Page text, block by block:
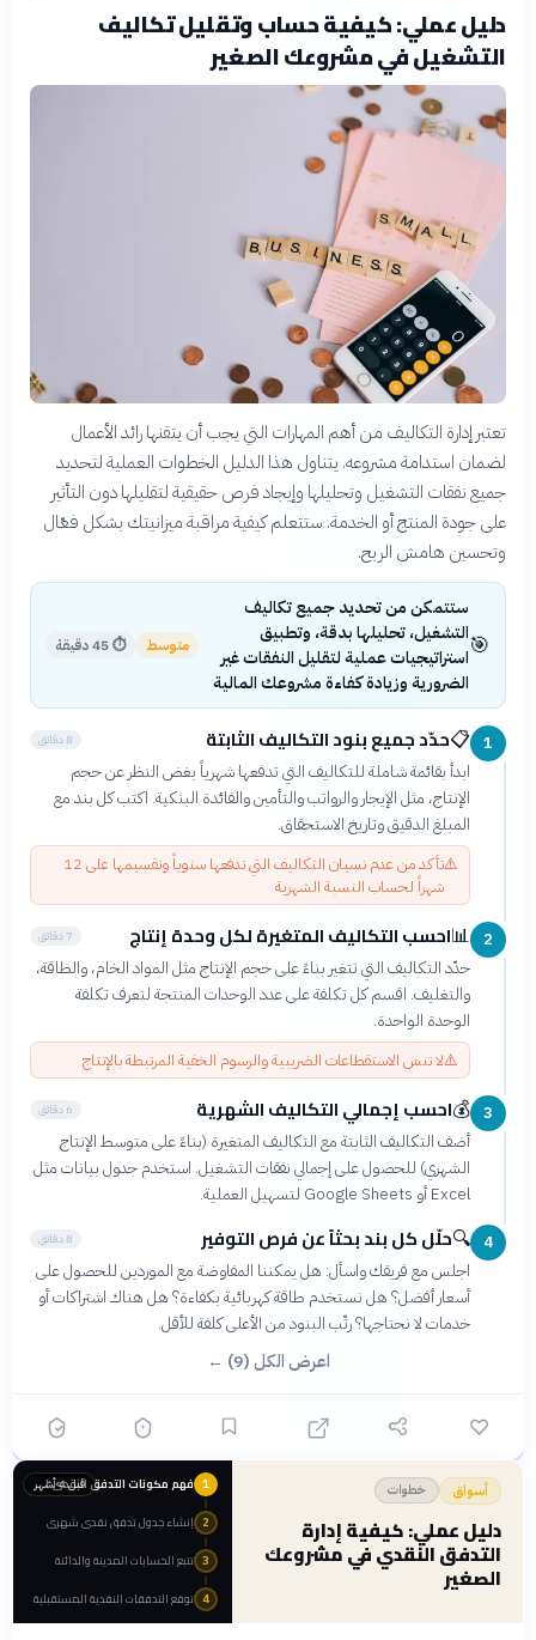
دليل عملي: كيفية حساب وتقليل تكاليف
التشغيل في مشروعك الصغير
تعتبر إدارة التكاليف من أهم المهارات التي يجب أن يتقنها رائد الأعمال
لضمان استدامة مشروعه. يتناول هذا الدليل الخطوات العملية لتحديد
جميع نفقات التشغيل وتحليلها وإيجاد فرص حقيقية لتقليلها دون التأثير
على جودة المنتج أو الخدمة. ستتعلم كيفية مراقبة ميزانيتك بشكل فعّال
وتحسين هامش الربح.
🎯
ستتمكن من تحديد جميع تكاليف
التشغيل، تحليلها بدقة، وتطبيق
استراتيجيات عملية لتقليل النفقات غير
الضرورية وزيادة كفاءة مشروعك المالية
متوسط ⏱45 دقيقة
1
📋حدّد جميع بنود التكاليف الثابتة 8 دقائق
ابدأ بقائمة شاملة للتكاليف التي تدفعها شهرياً بغض النظر عن حجم
الإنتاج، مثل الإيجار والرواتب والتأمين والفائدة البنكية. اكتب كل بند مع
المبلغ الدقيق وتاريخ الاستحقاق.
⚠️
تأكد من عدم نسيان التكاليف التي تدفعها سنوياً وتقسيمها على 12
شهراً لحساب النسبة الشهرية
2
📊احسب التكاليف المتغيرة لكل وحدة إنتاج 7 دقائق
حدّد التكاليف التي تتغير بناءً على حجم الإنتاج مثل المواد الخام، والطاقة،
والتغليف. اقسم كل تكلفة على عدد الوحدات المنتجة لتعرف تكلفة
الوحدة الواحدة.
⚠️لا تنسَ الاستقطاعات الضريبية والرسوم الخفية المرتبطة بالإنتاج
3
💰احسب إجمالي التكاليف الشهرية 6 دقائق
أضف التكاليف الثابتة مع التكاليف المتغيرة (بناءً على متوسط الإنتاج
الشهري) للحصول على إجمالي نفقات التشغيل. استخدم جدول بيانات مثل
Excel أو Google Sheets لتسهيل العملية.
4
🔍حلّل كل بند بحثاً عن فرص التوفير 8 دقائق
اجلس مع فريقك واسأل: هل يمكننا المفاوضة مع الموردين للحصول على
أسعار أفضل؟ هل نستخدم طاقة كهربائية بكفاءة؟ هل هناك اشتراكات أو
خدمات لا نحتاجها؟ رتّب البنود من الأعلى كلفة للأقل.
اعرض الكل (9) ←
أسواق خطوات
دليل عملي: كيفية إدارة
التدفق النقدي في مشروعك
الصغير
قبل 4 أشهر 1 فهم مكونات التدفق النقدي الأساسية
2 إنشاء جدول تدفق نقدي شهري
3 تتبع الحسابات المدينة والدائنة
4 توقع التدفقات النقدية المستقبلية